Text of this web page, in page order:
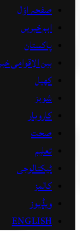
صفحہ اوّل
اہم خبریں
پاکستان
بین الاقوامی
کھیل
شوبز
کاروبار
صحت
تعلیم
ٹیکنالوجی
کالمز
ویڈیوز
ENGLISH